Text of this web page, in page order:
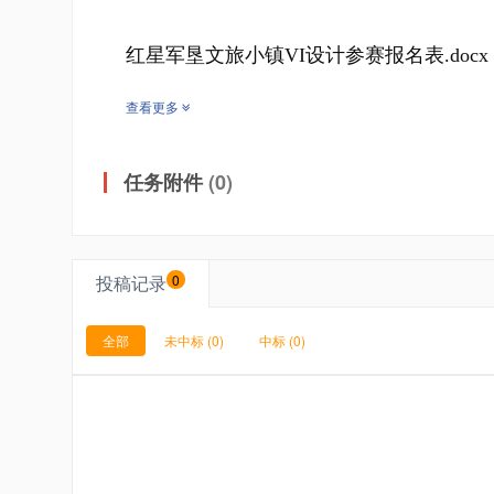
红星军垦文旅小镇VI设计参赛报名表.docx
查看更多
任务附件(0)
投稿记录 0
全部 未中标 (0) 中标 (0)